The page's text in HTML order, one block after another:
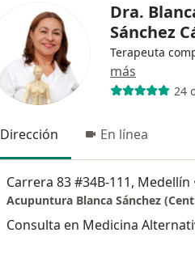
Dra.
Sánchez
Terapeuta
más
24
Dirección En línea
Carrera 83 #34B-111, Medellín
Acupuntura Blanca Sánchez
Consulta en Medicina